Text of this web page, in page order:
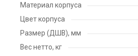
Материал корпуса
Цвет корпуса
Размер (ДШВ), мм
Вес нетто, кг